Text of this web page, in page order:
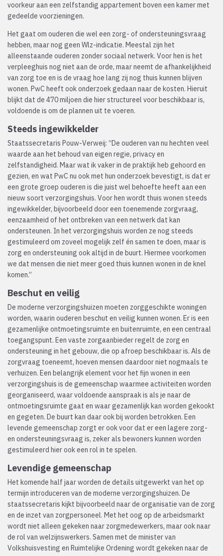
voorkeur aan een zelfstandig appartement boven een kamer met
gedeelde voorzieningen.
Het gaat om ouderen die wel een zorg- of ondersteuningsvraag
hebben, maar nog geen Wlz-indicatie. Meestal zijn het
alleenstaande ouderen zonder sociaal netwerk. Voor hen is het
verpleeghuis nog niet aan de orde, maar neemt de afhankelijkheid
van zorg toe en is de vraag hoe lang zij nog thuis kunnen blijven
wonen. PwC heeft ook onderzoek gedaan naar de kosten. Hieruit
blijkt dat de 470 miljoen die hier structureel voor beschikbaar is,
voldoende is om de plannen uit te voeren.
Steeds ingewikkelder
Staatssecretaris Pouw-Verweij: “De ouderen van nu hechten veel
waarde aan het behoud van eigen regie, privacy en
zelfstandigheid. Maar wat ik vaker in de praktijk heb gehoord en
gezien, en wat PwC nu ook met hun onderzoek bevestigt, is dat er
een grote groep ouderen is die juist wel behoefte heeft aan een
nieuw soort verzorgingshuis. Voor hen wordt thuis wonen steeds
ingewikkelder, bijvoorbeeld door een toenemende zorgvraag,
eenzaamheid of het ontbreken van een netwerk dat kan
ondersteunen. In het verzorgingshuis worden ze nog steeds
gestimuleerd om zoveel mogelijk zelf én samen te doen, maar is
zorg en ondersteuning ook altijd in de buurt. Hiermee voorkomen
we dat mensen die niet meer goed thuis kunnen wonen in de knel
komen.”
Beschut en veilig
De moderne verzorgingshuizen moeten zorggeschikte woningen
worden, waarin ouderen beschut en veilig kunnen wonen. Er is een
gezamenlijke ontmoetingsruimte en buitenruimte, en een centraal
toegangspunt. Een vaste zorgaanbieder regelt de zorg en
ondersteuning in het gebouw, die op afroep beschikbaar is. Als de
zorgvraag toeneemt, hoeven mensen daardoor niet nogmaals te
verhuizen. Een belangrijk element voor het fijn wonen in een
verzorgingshuis is de gemeenschap waarmee activiteiten worden
georganiseerd, waar voldoende aanspraak is als je naar de
ontmoetingsruimte gaat en waar gezamenlijk kan worden gekookt
en gegeten. De buurt kan daar ook bij worden betrokken. Een
levende gemeenschap zorgt er ook voor dat er een lagere zorg-
en ondersteuningsvraag is, zeker als bewoners kunnen worden
gestimuleerd hier ook een rol in te spelen.
Levendige gemeenschap
Het komende half jaar worden de details uitgewerkt van het op
termijn introduceren van de moderne verzorgingshuizen. De
staatssecretaris kijkt bijvoorbeeld naar de organisatie van de zorg
en de inzet van zorgpersoneel. Met het oog op de arbeidsmarkt
wordt niet alleen gekeken naar zorgmedewerkers, maar ook naar
de rol van welzijnswerkers. Samen met de minister van
Volkshuisvesting en Ruimtelijke Ordening wordt gekeken naar de